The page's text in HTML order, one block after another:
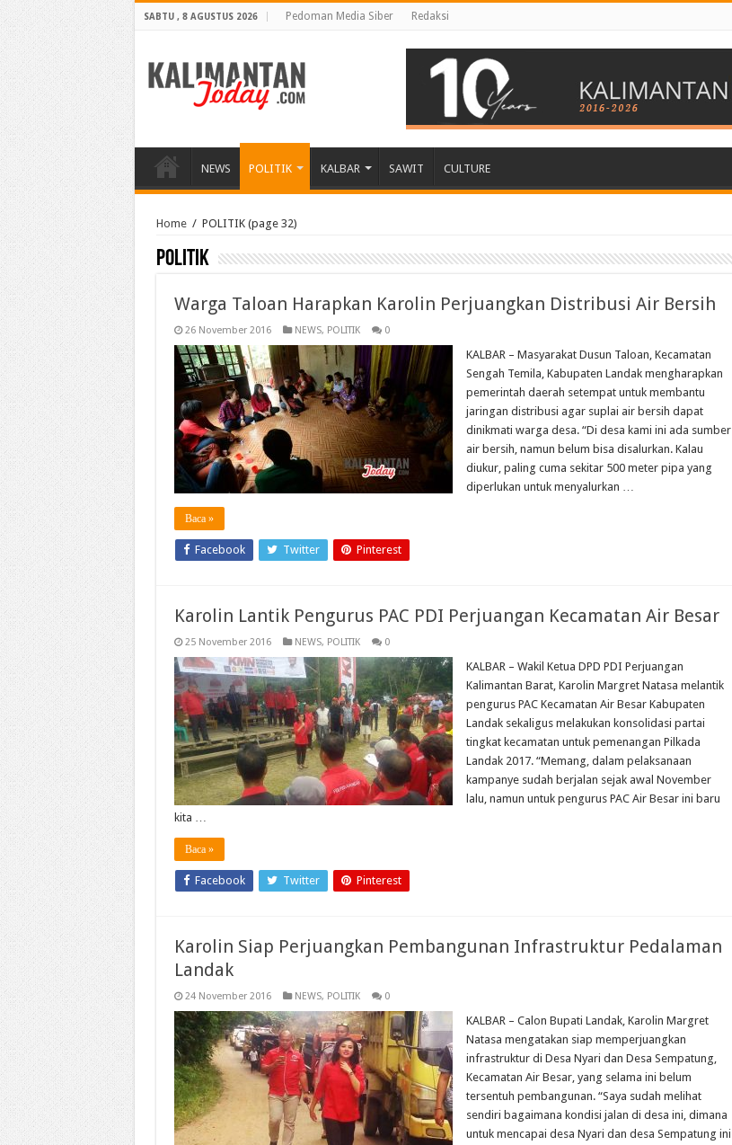
SABTU , 8 AGUSTUS 2026 Pedoman Media Siber Redaksi
NEWS POLITIK KALBAR SAWIT CULTURE
Home / POLITIK(page 32)
POLITIK
Warga Taloan Harapkan Karolin Perjuangkan Distribusi Air Bersih
26 November 2016 NEWS, POLITIK 0
KALBAR – Masyarakat Dusun Taloan, Kecamatan
Sengah Temila, Kabupaten Landak mengharapkan
pemerintah daerah setempat untuk membantu
jaringan distribusi agar suplai air bersih dapat
dinikmati warga desa. “Di desa kami ini ada sumber
air bersih, namun belum bisa disalurkan. Kalau
diukur, paling cuma sekitar 500 meter pipa yang
diperlukan untuk menyalurkan …
Baca »
Facebook Twitter Pinterest
Karolin Lantik Pengurus PAC PDI Perjuangan Kecamatan Air Besar
25 November 2016 NEWS, POLITIK 0
KALBAR – Wakil Ketua DPD PDI Perjuangan
Kalimantan Barat, Karolin Margret Natasa melantik
pengurus PAC Kecamatan Air Besar Kabupaten
Landak sekaligus melakukan konsolidasi partai
tingkat kecamatan untuk pemenangan Pilkada
Landak 2017. “Memang, dalam pelaksanaan
kampanye sudah berjalan sejak awal November
lalu, namun untuk pengurus PAC Air Besar ini baru
kita …
Baca »
Facebook Twitter Pinterest
Karolin Siap Perjuangkan Pembangunan Infrastruktur Pedalaman
Landak
24 November 2016 NEWS, POLITIK 0
KALBAR – Calon Bupati Landak, Karolin Margret
Natasa mengatakan siap memperjuangkan
infrastruktur di Desa Nyari dan Desa Sempatung,
Kecamatan Air Besar, yang selama ini belum
tersentuh pembangunan. “Saya sudah melihat
sendiri bagaimana kondisi jalan di desa ini, dimana
untuk mencapai desa Nyari dan desa Sempatung ini